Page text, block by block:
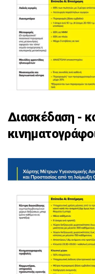
Διασκέδαση -